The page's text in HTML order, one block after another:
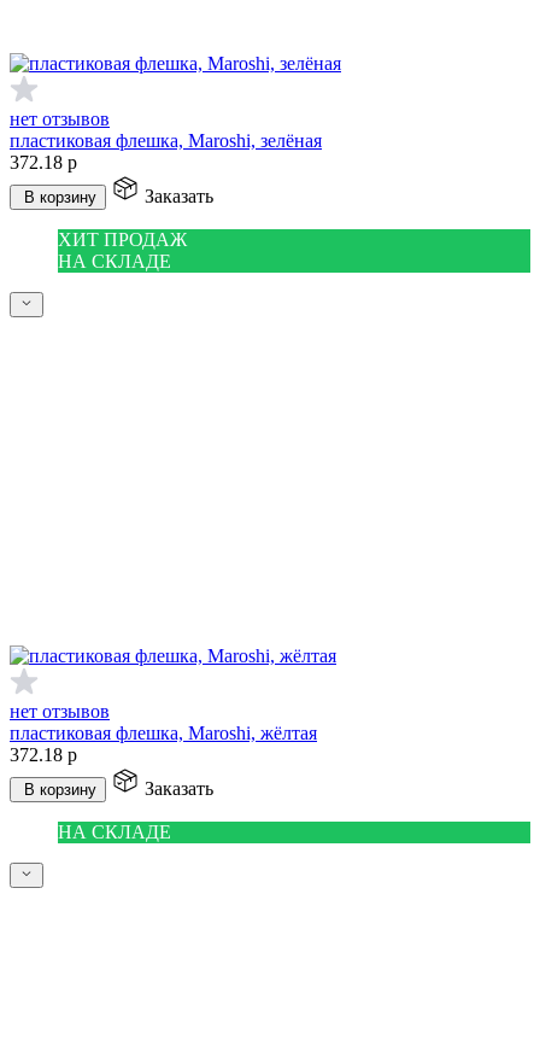
нет отзывов
пластиковая флешка, Maroshi, зелёная
372.18 р
В корзину Заказать
ХИТ ПРОДАЖ
НА СКЛАДЕ
нет отзывов
пластиковая флешка, Maroshi, жёлтая
372.18 р
В корзину Заказать
НА СКЛАДЕ